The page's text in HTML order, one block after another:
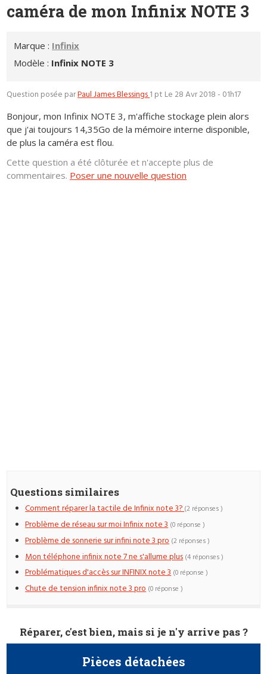
caméra de mon Infinix NOTE 3
Marque : Infinix
Modèle : Infinix NOTE 3
Question posée parPaul James Blessings1 pt Le 28 Avr 2018 - 01h17
Bonjour, mon Infinix NOTE 3, m'affiche stockage plein alors
que j'ai toujours 14,35Go de la mémoire interne disponible,
de plus la caméra est flou.
Cette question a été clôturée et n'accepte plus de
commentaires. Poser une nouvelle question
Questions similaires
Comment réparer la tactile de Infinix note 3?(2 réponses )
Problème de réseau sur moi Infinix note 3 (0 réponse )
Problème de sonnerie sur infini note 3 pro (2 réponses )
Mon téléphone infinix note 7 ne s'allume plus (4 réponses )
Problématiques d'accès sur INFINIX note 3 (0 réponse )
Chute de tension infinix note 3 pro (0 réponse )
Réparer, c'est bien, mais si je n'y arrive pas ?
Pièces détachées